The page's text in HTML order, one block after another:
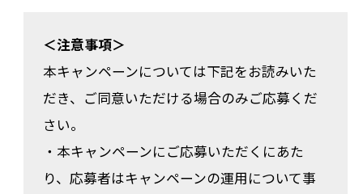
＜注意事項＞
本キャンペーンについては下記をお読みいた
だき、ご同意いただける場合のみご応募くだ
さい。
・本キャンペーンにご応募いただくにあた
り、応募者はキャンペーンの運用について事